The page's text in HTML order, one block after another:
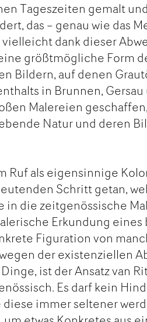
Tageszeiten gemalt
das – genau wie das
dank dieser
größtmögliche Form
Bildern, auf denen
in Brunnen,
Malereien
Natur und deren
Ruf als eigensinnige
Schritt getan,
die zeitgenössische
Erkundung
Figuration von
der existenziellen
ist der Ansatz van
Es darf kein
immer seltener